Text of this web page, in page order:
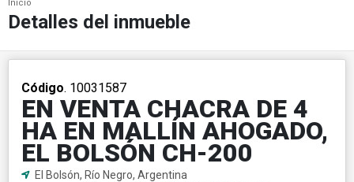
Inicio
Detalles del inmueble
Código. 10031587
EN VENTA CHACRA DE 4
HA EN MALLÍN AHOGADO,
EL BOLSÓN CH-200
El Bolsón, Río Negro, Argentina